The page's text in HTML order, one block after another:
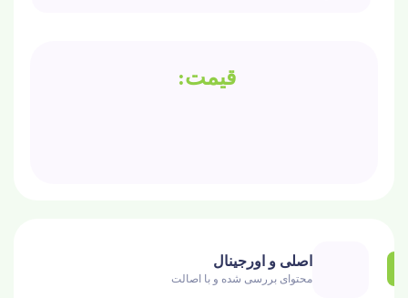
اصلی و اورجینال
محتوای بررسی شده و با اصالت